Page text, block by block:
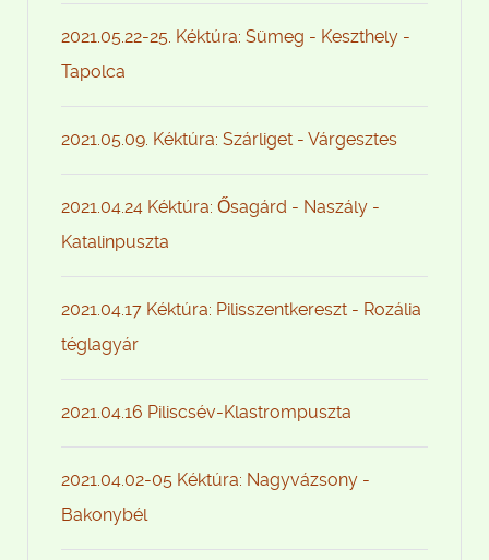
2021.05.22-25. Kéktúra: Sümeg - Keszthely -
Tapolca
2021.05.09. Kéktúra: Szárliget - Várgesztes
2021.04.24 Kéktúra: Ősagárd - Naszály -
Katalinpuszta
2021.04.17 Kéktúra: Pilisszentkereszt - Rozália
téglagyár
2021.04.16 Piliscsév-Klastrompuszta
2021.04.02-05 Kéktúra: Nagyvázsony -
Bakonybél